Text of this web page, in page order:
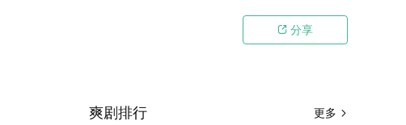
 分享
更多 
爽剧排行